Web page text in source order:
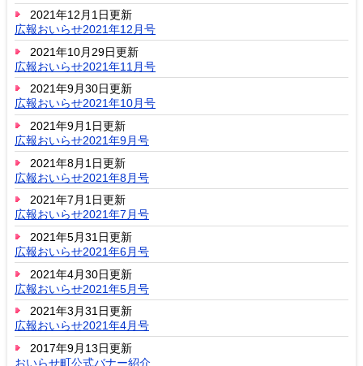
2021年12月1日更新
広報おいらせ2021年12月号
2021年10月29日更新
広報おいらせ2021年11月号
2021年9月30日更新
広報おいらせ2021年10月号
2021年9月1日更新
広報おいらせ2021年9月号
2021年8月1日更新
広報おいらせ2021年8月号
2021年7月1日更新
広報おいらせ2021年7月号
2021年5月31日更新
広報おいらせ2021年6月号
2021年4月30日更新
広報おいらせ2021年5月号
2021年3月31日更新
広報おいらせ2021年4月号
2017年9月13日更新
おいらせ町公式バナー紹介